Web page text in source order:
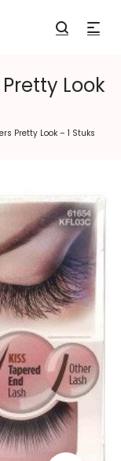
Look
Pretty Look – 1 Stuks